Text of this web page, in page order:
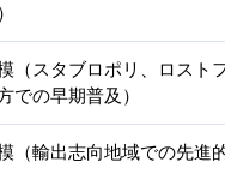
（スタブロポリ、ロスト
での早期普及）
（輸出志向地域での先進